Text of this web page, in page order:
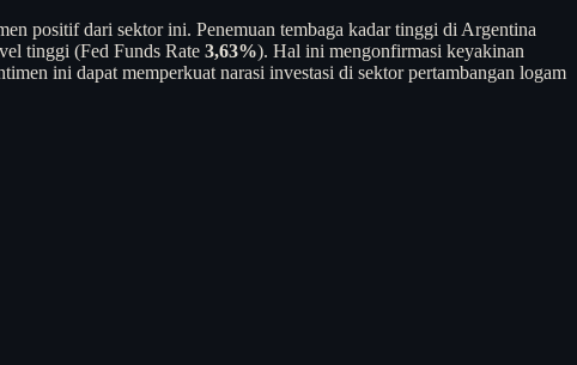
positif dari sektor ini. Penemuan tembaga kadar tinggi di Argentina
tinggi (Fed Funds Rate 3,63%). Hal ini mengonfirmasi keyakinan
ini dapat memperkuat narasi investasi di sektor pertambangan logam